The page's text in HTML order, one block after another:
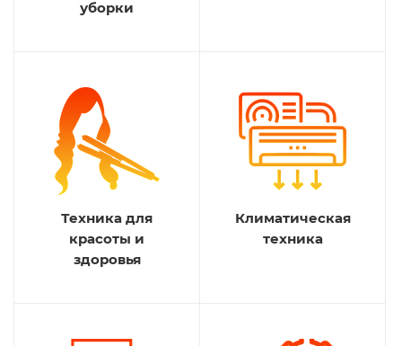
уборки
Техника для
красоты и
здоровья
Климатическая
техника